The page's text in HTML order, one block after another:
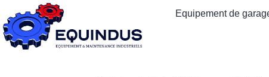
Equipement de